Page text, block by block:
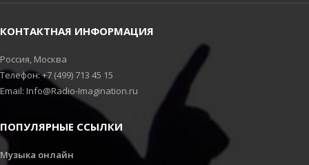
КОНТАКТНАЯ ИНФОРМАЦИЯ
Россия, Москва
Телефон: +7 (499) 713 45 15
Email: Info@Radio-Imagination.ru
ПОПУЛЯРНЫЕ ССЫЛКИ
Музыка онлайн